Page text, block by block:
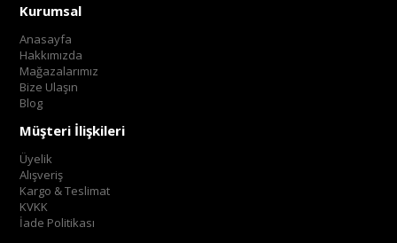
Kurumsal
Anasayfa
Hakkımızda
Mağazalarımız
Bize Ulaşın
Blog
Müşteri İlişkileri
Üyelik
Alışveriş
Kargo & Teslimat
KVKK
İade Politikası